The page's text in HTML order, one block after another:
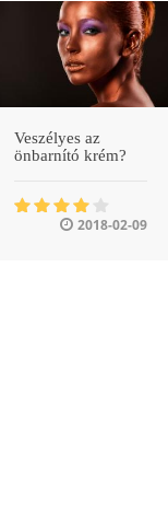
Veszélyes az
önbarnító krém?
2018-02-09